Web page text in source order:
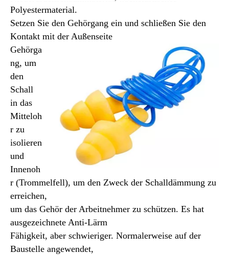
Polyestermaterial.
Setzen Sie den Gehörgang ein und schließen Sie den
Kontakt mit der Außenseite
Gehörga
ng, um
den
Schall
in das
Mitteloh
r zu
isolieren
und
Innenoh
r (Trommelfell), um den Zweck der Schalldämmung zu
erreichen,
um das Gehör der Arbeitnehmer zu schützen. Es hat
ausgezeichnete Anti-Lärm
Fähigkeit, aber schwieriger. Normalerweise auf der
Baustelle angewendet,